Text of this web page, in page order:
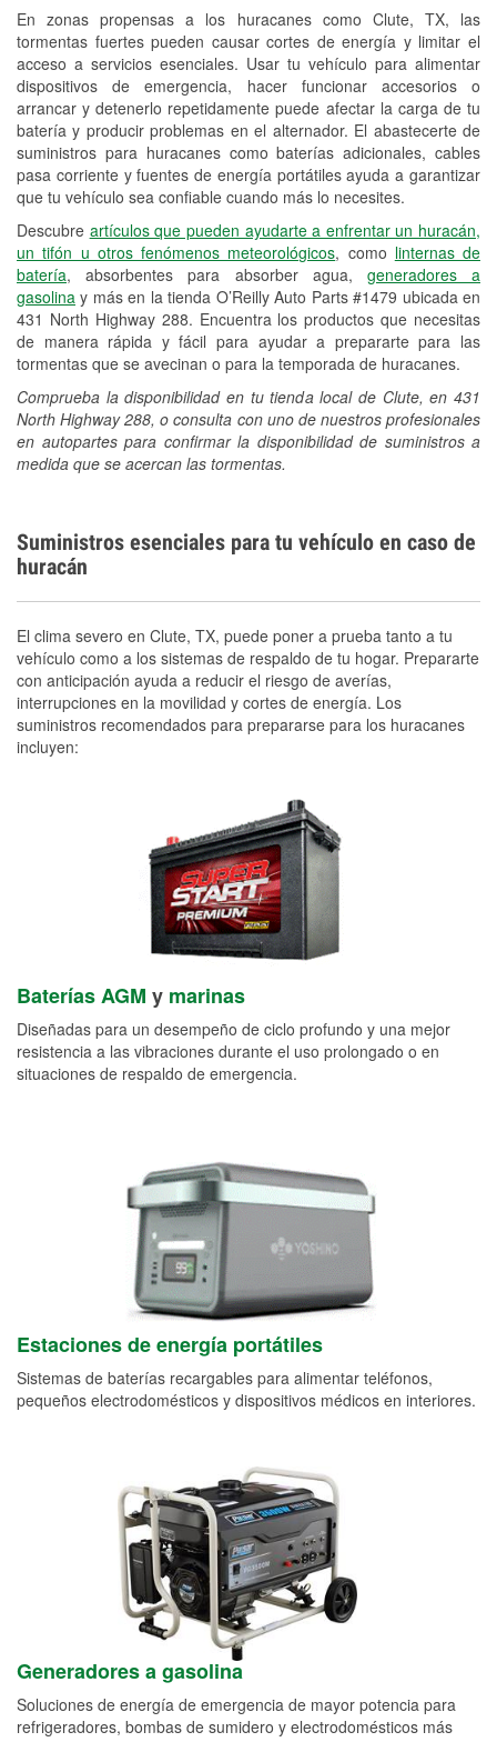
En zonas propensas a los huracanes como Clute, TX, las
tormentas fuertes pueden causar cortes de energía y limitar el
acceso a servicios esenciales. Usar tu vehículo para alimentar
dispositivos de emergencia, hacer funcionar accesorios o
arrancar y detenerlo repetidamente puede afectar la carga de tu
batería y producir problemas en el alternador. El abastecerte de
suministros para huracanes como baterías adicionales, cables
pasa corriente y fuentes de energía portátiles ayuda a garantizar
que tu vehículo sea confiable cuando más lo necesites.
Descubre artículos que pueden ayudarte a enfrentar un huracán,
un tifón u otros fenómenos meteorológicos, como linternas de
batería, absorbentes para absorber agua, generadores a
gasolina y más en la tienda O’Reilly Auto Parts #1479 ubicada en
431 North Highway 288. Encuentra los productos que necesitas
de manera rápida y fácil para ayudar a prepararte para las
tormentas que se avecinan o para la temporada de huracanes.
Comprueba la disponibilidad en tu tienda local de Clute, en 431
North Highway 288, o consulta con uno de nuestros profesionales
en autopartes para confirmar la disponibilidad de suministros a
medida que se acercan las tormentas.
freno
Mangueras hidráulicas a la medida
Hurricane Supplies
Tornado Supplies
Conoce más
Suministros esenciales para tu vehículo en caso de
huracán
El clima severo en Clute, TX, puede poner a prueba tanto a tu
vehículo como a los sistemas de respaldo de tu hogar. Prepararte
con anticipación ayuda a reducir el riesgo de averías,
interrupciones en la movilidad y cortes de energía. Los
suministros recomendados para prepararse para los huracanes
incluyen:
Baterías AGM y marinas
Diseñadas para un desempeño de ciclo profundo y una mejor
resistencia a las vibraciones durante el uso prolongado o en
situaciones de respaldo de emergencia.
Estaciones de energía portátiles
Sistemas de baterías recargables para alimentar teléfonos,
pequeños electrodomésticos y dispositivos médicos en interiores.
Generadores a gasolina
Soluciones de energía de emergencia de mayor potencia para
refrigeradores, bombas de sumidero y electrodomésticos más